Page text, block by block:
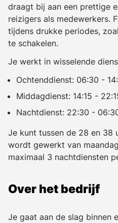
draagt bij aan een prettige
reizigers als medewerkers.
tijdens drukke periodes,
te schakelen.
Je werkt in wisselende
Ochtenddienst: 06:30 -
Middagdienst: 14:15 -
Nachtdienst: 22:30 -
Je kunt tussen de 28 en 38
wordt gewerkt van
maximaal 3 nachtdiensten
Over het bedrijf
Je gaat aan de slag binnen